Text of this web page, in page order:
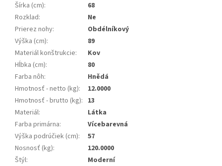
Šírka (cm):
68
Rozklad:
Ne
Prierez nohy:
Obdélníkový
Výška (cm):
89
Materiál konštrukcie:
Kov
Hĺbka (cm):
80
Farba nôh:
Hnědá
Hmotnosť - netto (kg):
12.0000
Hmotnosť - brutto (kg): 13
Materiál:
Látka
Farba primárna:
Vícebarevná
Výška podrúčiek (cm):
57
Nosnosť (kg):
120.0000
Štýl:
Moderní